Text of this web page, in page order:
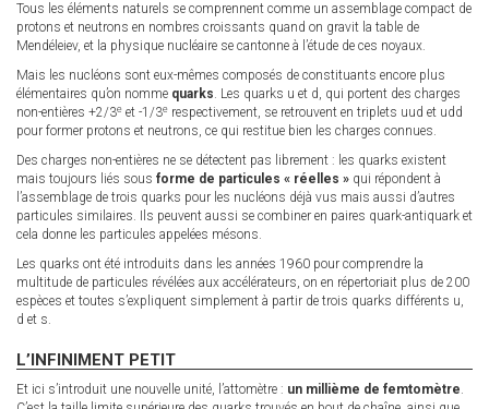
Tous les éléments naturels se comprennent comme un assemblage compact de
protons et neutrons en nombres croissants quand on gravit la table de
Mendéleiev, et la physique nucléaire se cantonne à l’étude de ces noyaux.
Mais les nucléons sont eux-mêmes composés de constituants encore plus
élémentaires qu’on nomme quarks. Les quarks u et d, qui portent des charges
non-entières +2/3e et -1/3e respectivement, se retrouvent en triplets uud et udd
pour former protons et neutrons, ce qui restitue bien les charges connues.
Des charges non-entières ne se détectent pas librement : les quarks existent
mais toujours liés sous forme de particules « réelles » qui répondent à
l’assemblage de trois quarks pour les nucléons déjà vus mais aussi d’autres
particules similaires. Ils peuvent aussi se combiner en paires quark-antiquark et
cela donne les particules appelées mésons.
Les quarks ont été introduits dans les années 1960 pour comprendre la
multitude de particules révélées aux accélérateurs, on en répertoriait plus de 200
espèces et toutes s’expliquent simplement à partir de trois quarks différents u,
d et s.
L’INFINIMENT PETIT
Et ici s’introduit une nouvelle unité, l’attomètre : un millième de femtomètre.